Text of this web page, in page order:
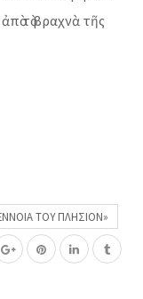
τὸ βραχνὰ τῆς
ΤΟΥ ΠΛΗΣΙΟΝ»